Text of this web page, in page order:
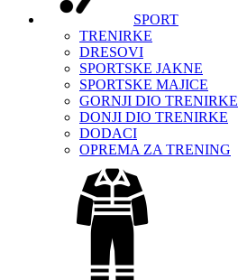
SPORT
TRENIRKE
DRESOVI
SPORTSKE JAKNE
SPORTSKE MAJICE
GORNJI DIO TRENIRKE
DONJI DIO TRENIRKE
DODACI
OPREMA ZA TRENING